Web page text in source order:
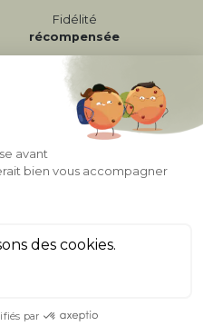
Fidélité
récompensée
Appel gratuit
0 20 88 04 14